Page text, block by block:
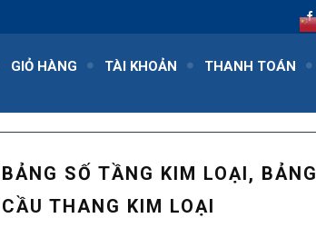
GIỎ HÀNG TÀI KHOẢN THANH TOÁN
BẢNG SỐ TẦNG KIM LOẠI, BẢNG
CẦU THANG KIM LOẠI